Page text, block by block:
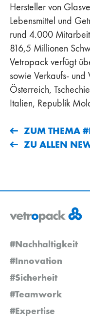
Hersteller von
Lebensmittel und
rund 4.000
816,5 Millionen
Vetropack verfügt
sowie Verkaufs- und
Österreich,
Italien, Republik
ZUM THEMA
ZU ALLEN
#Nachhaltigkeit
#Innovation
#Sicherheit
#Teamwork
#Expertise